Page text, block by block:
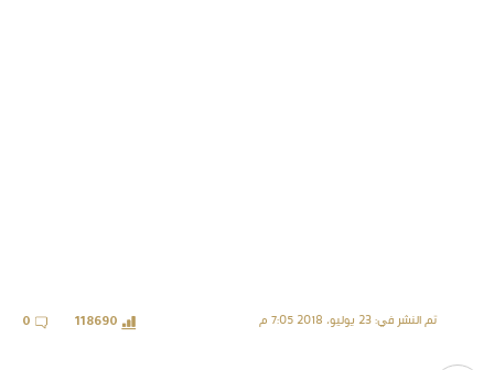
تم النشر في: 23 يوليو، 2018 7:05 م 118690
0